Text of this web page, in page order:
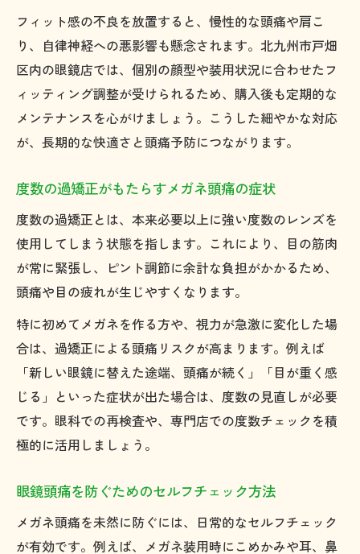
地域の専門家に学ぶメガネ頭痛改善のアド
バイス
セルフケアと専門ケアを組み合わせた対策
法
戸畑区で実践できる最新のメガネ頭痛予防
フィット感の不良を放置すると、慢性的な頭痛や肩こ
り、自律神経への悪影響も懸念されます。北九州市戸畑
区内の眼鏡店では、個別の顔型や装用状況に合わせたフ
ィッティング調整が受けられるため、購入後も定期的な
メンテナンスを心がけましょう。こうした細やかな対応
が、長期的な快適さと頭痛予防につながります。
度数の過矯正がもたらすメガネ頭痛の症状
度数の過矯正とは、本来必要以上に強い度数のレンズを
使用してしまう状態を指します。これにより、目の筋肉
が常に緊張し、ピント調節に余計な負担がかかるため、
頭痛や目の疲れが生じやすくなります。
特に初めてメガネを作る方や、視力が急激に変化した場
合は、過矯正による頭痛リスクが高まります。例えば
「新しい眼鏡に替えた途端、頭痛が続く」「目が重く感
じる」といった症状が出た場合は、度数の見直しが必要
です。眼科での再検査や、専門店での度数チェックを積
極的に活用しましょう。
眼鏡頭痛を防ぐためのセルフチェック方法
メガネ頭痛を未然に防ぐには、日常的なセルフチェック
が有効です。例えば、メガネ装用時にこめかみや耳、鼻